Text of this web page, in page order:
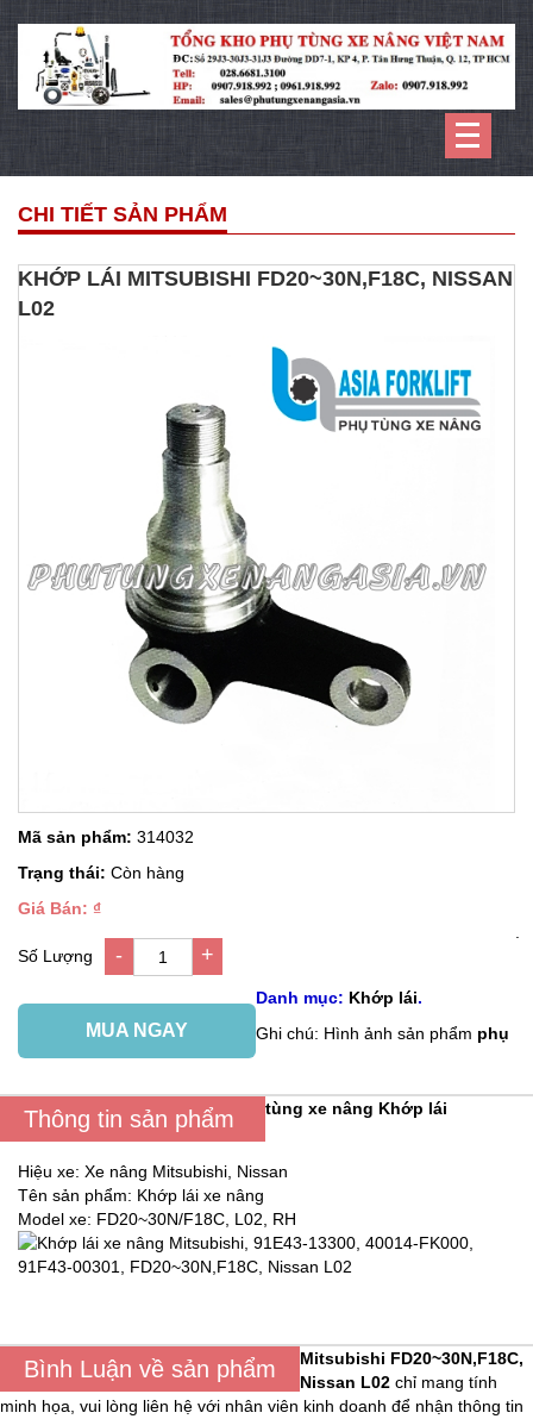
CHI TIẾT SẢN PHẨM
KHỚP LÁI MITSUBISHI FD20~30N,F18C, NISSAN
L02
Mã sản phẩm: 314032
Trạng thái: Còn hàng
Giá Bán: ₫
Số Lượng - 1 +
MUA NGAY
Thông tin sản phẩm
Hiệu xe: Xe nâng Mitsubishi, Nissan
Tên sản phẩm: Khớp lái xe nâng
Model xe: FD20~30N/F18C, L02, RH
Bình Luận về sản phẩm
.
Danh mục: Khớp lái.
Ghi chú: Hình ảnh sản phẩm phụ
tùng xe nâng Khớp lái
Mitsubishi FD20~30N,F18C,
Nissan L02 chỉ mang tính
minh họa, vui lòng liên hệ với nhân viên kinh doanh để nhận thông tin